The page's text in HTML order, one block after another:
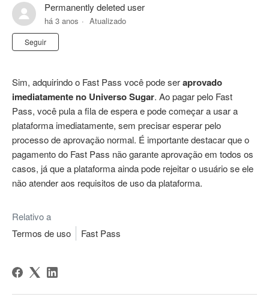
Permanently deleted user
há 3 anos Atualizado
Seguir
Sim, adquirindo o Fast Pass você pode seraprovado
imediatamente no Universo Sugar. Ao pagar pelo Fast
Pass, você pula a fila de espera e pode começar a usar a
plataforma imediatamente, sem precisar esperar pelo
processo de aprovação normal. É importante destacar que o
pagamento do Fast Pass não garante aprovação em todos os
casos, já que a plataforma ainda pode rejeitar o usuário se ele
não atender aos requisitos de uso da plataforma.
Relativo a
Termos de uso
Fast Pass